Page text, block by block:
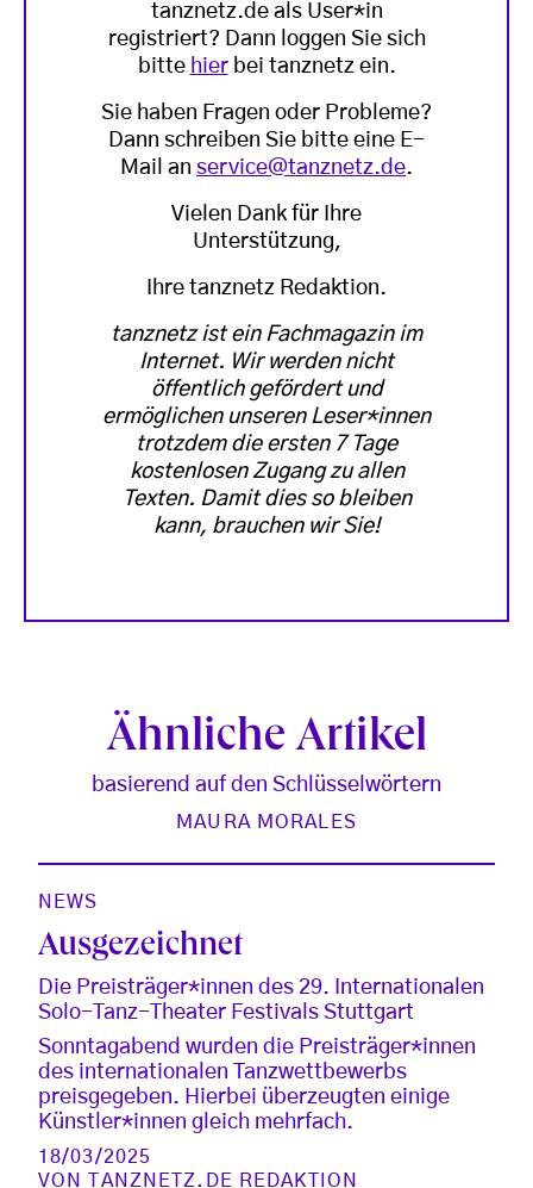
tanznetz.de als User*in
registriert? Dann loggen Sie sich
bitte hierbei tanznetz ein.
Sie haben Fragen oder Probleme?
Dann schreiben Sie bitte eine E-
Mail an service@tanznetz.de.
Vielen Dank für Ihre
Unterstützung,
Ihre tanznetz Redaktion.
tanznetz ist ein Fachmagazin im
Internet. Wir werden nicht
öffentlich gefördert und
ermöglichen unseren Leser*innen
trotzdem die ersten 7 Tage
kostenlosen Zugang zu allen
Texten. Damit dies so bleiben
kann, brauchen wir Sie!
Ähnliche Artikel
basierend auf den Schlüsselwörtern
MAURA MORALES
NEWS
Ausgezeichnet
Die Preisträger*innen des 29. Internationalen
Solo-Tanz-Theater Festivals Stuttgart
Sonntagabend wurden die Preisträger*innen
des internationalen Tanzwettbewerbs
preisgegeben. Hierbei überzeugten einige
Künstler*innen gleich mehrfach.
18/03/2025
VON
TANZNETZ.DE REDAKTION